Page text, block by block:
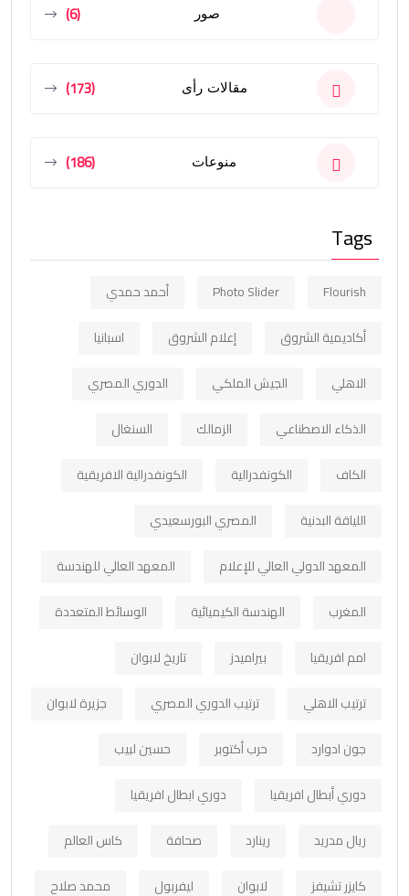
صور (6)
مقالات رأى (173)
منوعات (186)
Tags
Flourish
Photo Slider
أحمد حمدي
أكاديمية الشروق
إعلام الشروق
اسبانيا
الاهلي
الجيش الملكي
الدوري المصري
الذكاء الاصطناعي
الزمالك
السنغال
الكاف
الكونفدرالية
الكونفدرالية الافريقية
اللياقة البدنية
المصري البورسعيدي
المعهد الدولي العالي للإعلام
المعهد العالي للهندسة
المغرب
الهندسة الكيميائية
الوسائط المتعددة
امم افريقيا
بيراميدز
تاريخ لابوان
ترتيب الاهلي
ترتيب الدوري المصري
جزيرة لابوان
جون ادوارد
حرب أكتوبر
حسين لبيب
دوري أبطال افريقيا
دوري ابطال افريقيا
ريال مدريد
رينارد صحافة
كاس العالم
كايزر تشيفز
لابوان ليفربول محمد صلاح